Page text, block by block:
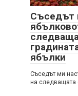
Съседът
ябълки
Съседът ми
на следващата